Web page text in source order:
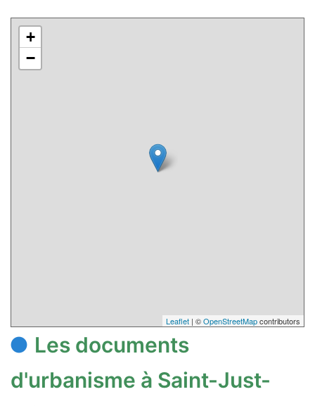
+
−
Leaflet | ©OpenStreetMapcontributors
Les documents
d'urbanisme à Saint-Just-